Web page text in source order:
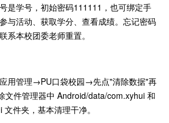
是学号，初始密码111111，也可绑定手
与活动、获取学分、查看成绩。忘记密码
系本校团委老师重置。
用管理→PU口袋校园→先点"清除数据"再
文件管理器中 Android/data/com.xyhui 和
件夹，基本清理干净。